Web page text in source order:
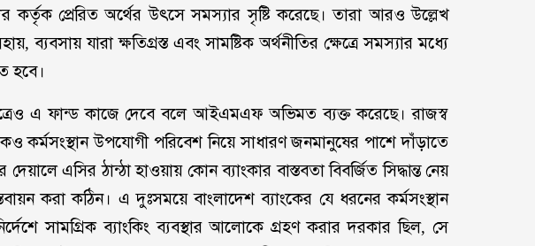
কর্তৃক প্রেরিত অর্থের উৎসে সমস্যার সৃষ্টি করেছে। তারা আরও উল্লেখ
ব্যবসায় যারা ক্ষতিগ্রস্ত এবং সামষ্টিক অর্থনীতির ক্ষেত্রে সমস্যার মধ্যে
হবে।
এ ফান্ড কাজে দেবে বলে আইএমএফ অভিমত ব্যক্ত করেছে। রাজস্ব
কর্মসংস্থান উপযোগী পরিবেশ নিয়ে সাধারণ জনমানুষের পাশে দাঁড়াতে
এসির ঠান্ঠা হাওয়ায় কোন ব্যাংকার বাস্তবতা বিবর্জিত সিদ্ধান্ত নেয়
করা কঠিন। এ দুঃসময়ে বাংলাদেশ ব্যাংকের যে ধরনের কর্মসংস্থান
সামগ্রিক ব্যাংকিং ব্যবস্থার আলোকে গ্রহণ করার দরকার ছিল, সে